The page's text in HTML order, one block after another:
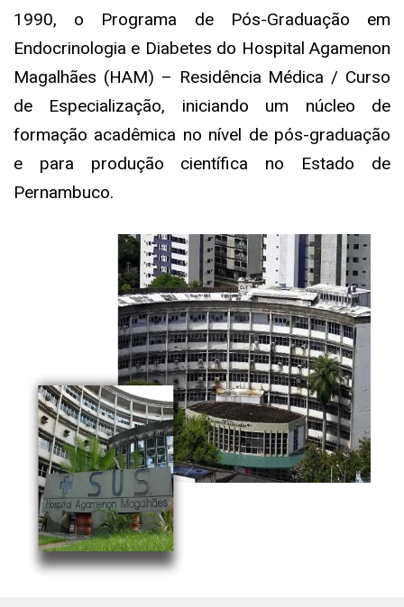
1990, o Programa de Pós-Graduação em
Endocrinologia e Diabetes do Hospital Agamenon
Magalhães (HAM) – Residência Médica / Curso
de Especialização, iniciando um núcleo de
formação acadêmica no nível de pós-graduação
e para produção científica no Estado de
Pernambuco.